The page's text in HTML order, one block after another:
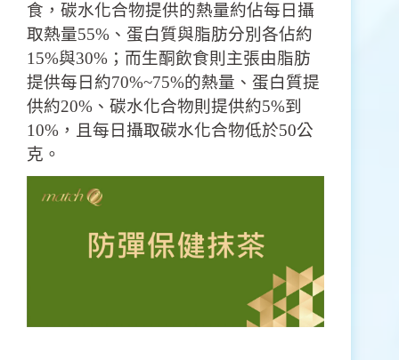
食，碳水化合物提供的熱量約佔每日攝
取熱量55%、蛋白質與脂肪分別各佔約
15%與30%；而生酮飲食則主張由脂肪
提供每日約70%~75%的熱量、蛋白質提
供約20%、碳水化合物則提供約5%到
10%，且每日攝取碳水化合物低於50公
克。